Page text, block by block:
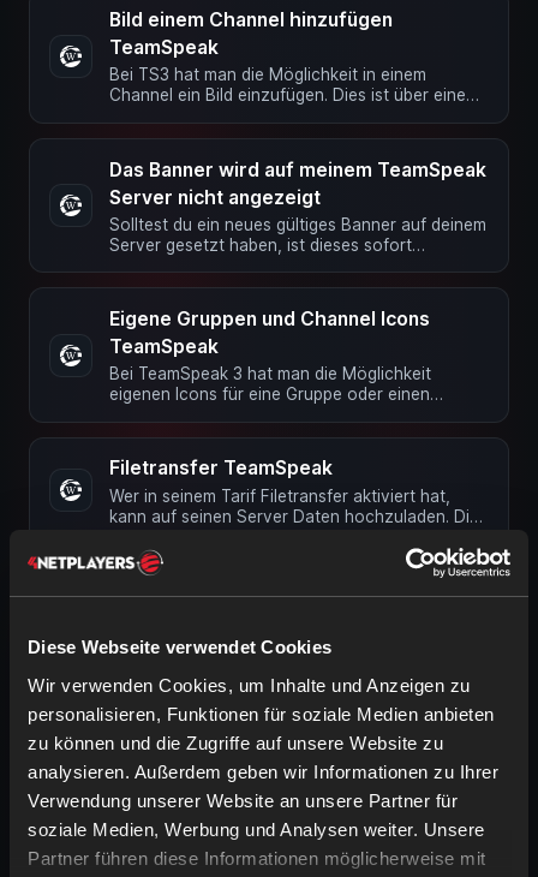
Diese Webseite verwendet Cookies
Wir verwenden Cookies, um Inhalte und Anzeigen zu
personalisieren, Funktionen für soziale Medien anbieten
zu können und die Zugriffe auf unsere Website zu
analysieren. Außerdem geben wir Informationen zu Ihrer
Verwendung unserer Website an unsere Partner für
soziale Medien, Werbung und Analysen weiter. Unsere
Partner führen diese Informationen möglicherweise mit
Bild einem Channel hinzufügen
TeamSpeak
Bei TS3 hat man die Möglichkeit in einem
Channel ein Bild einzufügen. Dies ist über einen
Das Banner wird auf meinem TeamSpeak
Server nicht angezeigt
Solltest du ein neues gültiges Banner auf deinem
Server gesetzt haben, ist dieses sofort
Eigene Gruppen und Channel Icons
TeamSpeak
Bei TeamSpeak 3 hat man die Möglichkeit
eigenen Icons für eine Gruppe oder einen
Filetransfer TeamSpeak
Wer in seinem Tarif Filetransfer aktiviert hat,
kann auf seinen Server Daten hochzuladen. Dies
Backup/Snapshot auf 4netplayers hoch, oder
von 4Netplayers herunter zu laden
Passwort festlegen in TeamSpeak
Du kannst deinen TeamSpeakserver oder einen
Channel ganz einfach mit einem Passwort
versehen. In jedem Fall musst Du …
Query Login bei TeamSpeak erstellen
Einen ServerQuery-Login kannst du dir ganz